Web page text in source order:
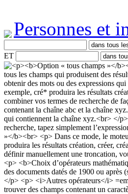
Personnes et
ET